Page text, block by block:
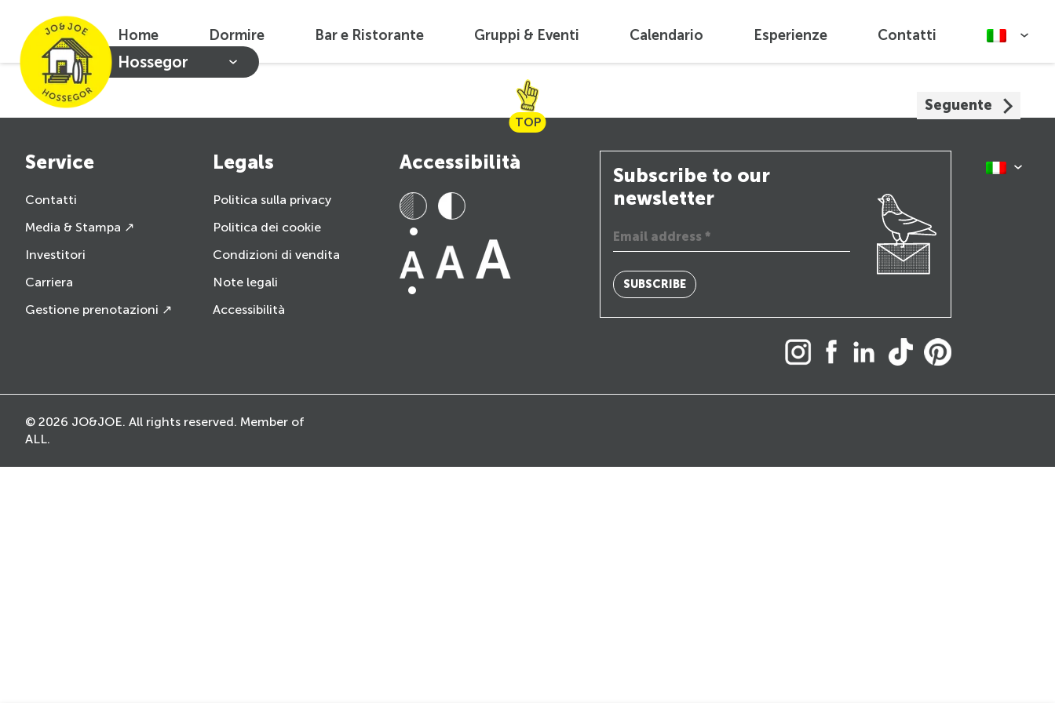
Hossegor
Home Dormire Bar e Ristorante Gruppi & Eventi Calendario Esperienze Contatti
TOP
Seguente
Service
Contatti
Media & Stampa ↗
Investitori
Carriera
Gestione prenotazioni ↗
Legals
Politica sulla privacy
Politica dei cookie
Condizioni di vendita
Note legali
Accessibilità
Accessibilità
Subscribe to our
newsletter
SUBSCRIBE
© 2026 JO&JOE. All rights reserved. Member of
ALL.